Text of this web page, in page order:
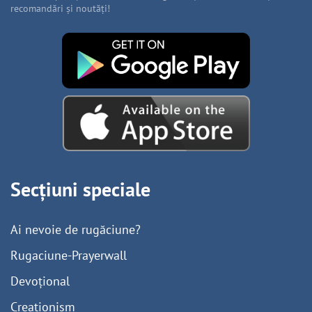
recomandări și noutăți!
Secțiuni speciale
Ai nevoie de rugăciune?
Rugaciune-Prayerwall
Devoțional
Creaționism